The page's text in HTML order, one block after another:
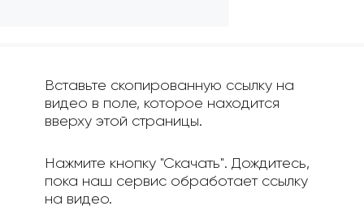
Вставьте скопированную ссылку на
видео в поле, которое находится
вверху этой страницы.
Нажмите кнопку "Скачать". Дождитесь,
пока наш сервис обработает ссылку
на видео.